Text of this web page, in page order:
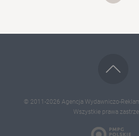
© 2011-2026 Agencja Wydawniczo-
Wszystkie prawa